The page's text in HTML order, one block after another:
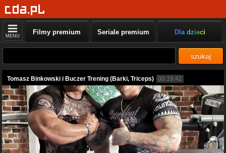
MENU Filmy premium Seriale premium Dla dzieci
szukaj
Tomasz Binkowski i Buczer Trening (Barki, Triceps) 00:19:42